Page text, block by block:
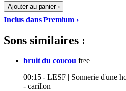
Ajouter au panier ›
Inclus dans Premium ›
Sons similaires :
bruit du coucou free
00:15 - LESF | Sonnerie d'une
- carillon